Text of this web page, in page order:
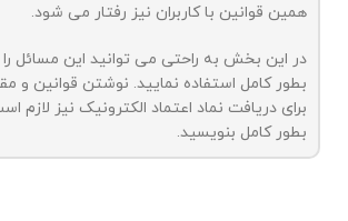
همین قوانین با کاربران نیز رفتار می شود.
در این بخش به راحتی می توانید این مسائل
بطور کامل استفاده نمایید. نوشتن قوانین و
برای دریافت نماد اعتماد الکترونیک نیز لازم
بطور کامل بنویسید.